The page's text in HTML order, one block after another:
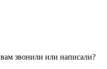
звонили или написали?